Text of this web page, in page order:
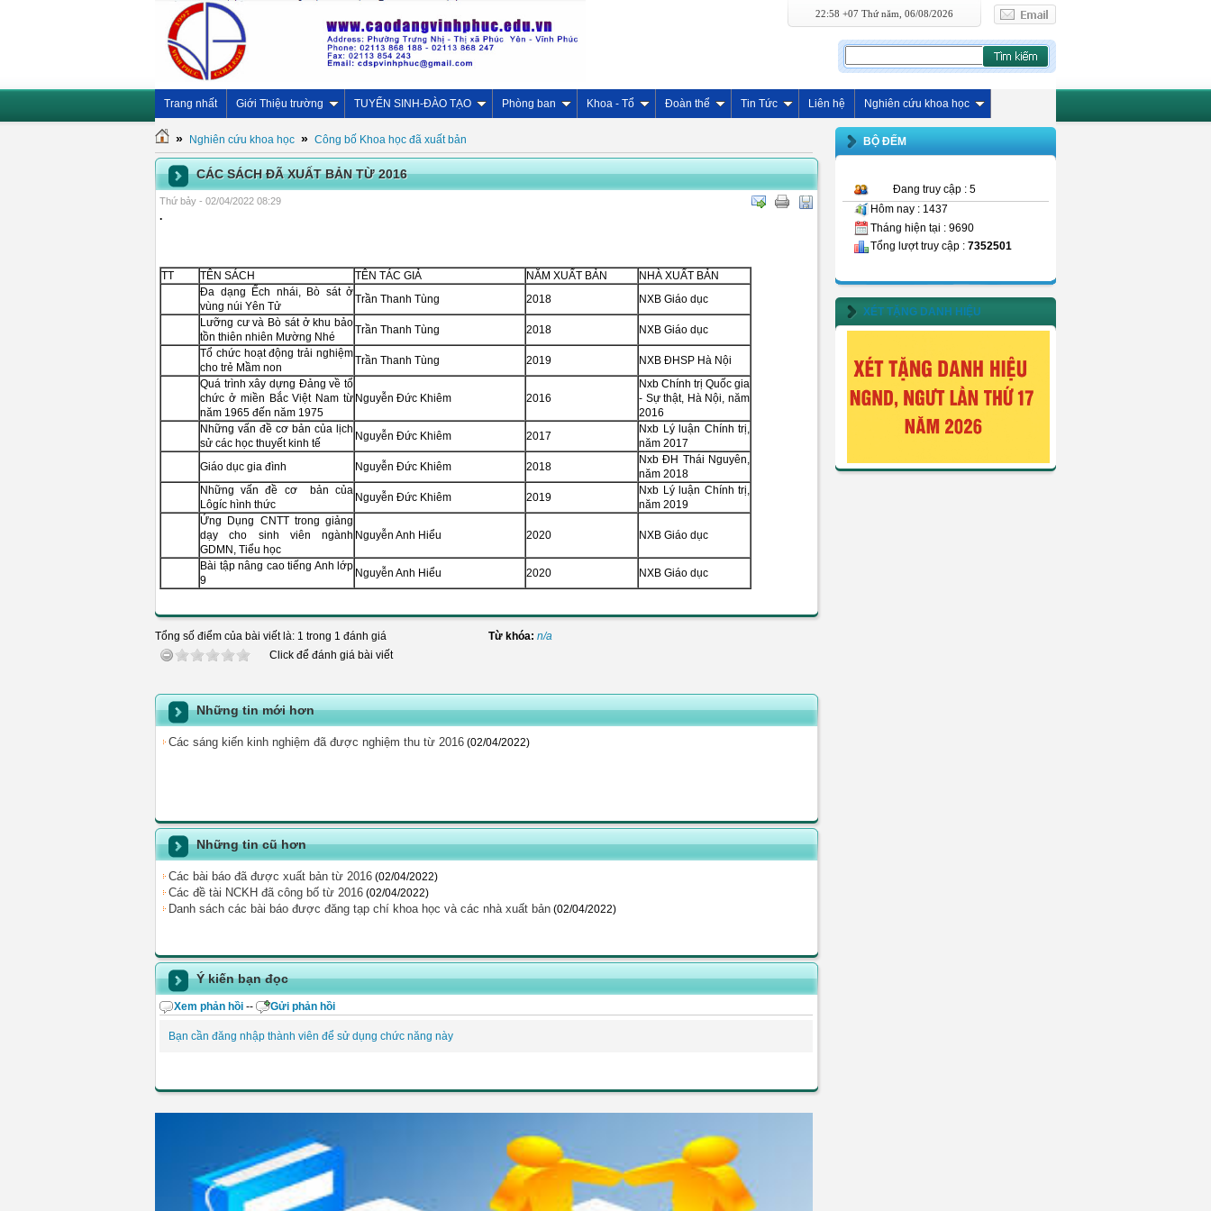
22:58 +07 Thứ năm, 06/08/2026
Trang nhất Giới Thiệu trường TUYỂN SINH-ĐÀO TẠO Phòng ban Khoa - Tổ Đoàn thể Tin Tức Liên hệ Nghiên cứu khoa học
» Nghiên cứu khoa học » Công bố Khoa học đã xuất bản
CÁC SÁCH ĐÃ XUẤT BẢN TỪ 2016
Thứ bảy - 02/04/2022 08:29
.
TT TÊN SÁCH TÊN TÁC GIẢ NĂM XUẤT BẢN
NHÀ XUẤT BẢN
Đa dạng Ếch nhái, Bò sát ở
vùng núi Yên Tử
Trần Thanh Tùng 2018
NXB Giáo dục
Lưỡng cư và Bò sát ở khu bảo
tồn thiên nhiên Mường Nhé
Trần Thanh Tùng 2018
NXB Giáo dục
Tổ chức hoạt động trải nghiệm
cho trẻ Mầm non
Trần Thanh Tùng 2019
NXB ĐHSP Hà Nội
Quá trình xây dựng Đảng về tổ
chức ở miền Bắc Việt Nam từ
năm 1965 đến năm 1975
Nguyễn Đức Khiêm 2016
Nxb Chính trị Quốc gia
- Sự thật, Hà Nội, năm
2016
Những vấn đề cơ bản của lịch
sử các học thuyết kinh tế
Nguyễn Đức Khiêm 2017
Nxb Lý luận Chính trị,
năm 2017
Giáo dục gia đình
Nguyễn Đức Khiêm 2018
Nxb ĐH Thái Nguyên,
năm 2018
Những vấn đề cơ bản của
Lôgíc hình thức
Nguyễn Đức Khiêm 2019
Nxb Lý luận Chính trị,
năm 2019
Ứng Dụng CNTT trong giảng
dạy cho sinh viên ngành
GDMN, Tiểu học
Nguyễn Anh Hiểu 2020 NXB Giáo dục
Bài tập nâng cao tiếng Anh lớp
9
Nguyễn Anh Hiểu 2020 NXB Giáo dục
Tổng số điểm của bài viết là: 1 trong 1 đánh giá
Click để đánh giá bài viết
Từ khóa: n/a
Những tin mới hơn
Các sáng kiến kinh nghiệm đã được nghiệm thu từ 2016 (02/04/2022)
Những tin cũ hơn
Các bài báo đã được xuất bản từ 2016 (02/04/2022)
Các đề tài NCKH đã công bố từ 2016 (02/04/2022)
Danh sách các bài báo được đăng tạp chí khoa học và các nhà xuất bản (02/04/2022)
Ý kiến bạn đọc
Xem phản hồi -- Gửi phản hồi
Bạn cần đăng nhập thành viên để sử dụng chức năng này
BỘ ĐẾM
Đang truy cập : 5
Hôm nay : 1437
Tháng hiện tại : 9690
Tổng lượt truy cập : 7352501
XÉT TẶNG DANH HIỆU